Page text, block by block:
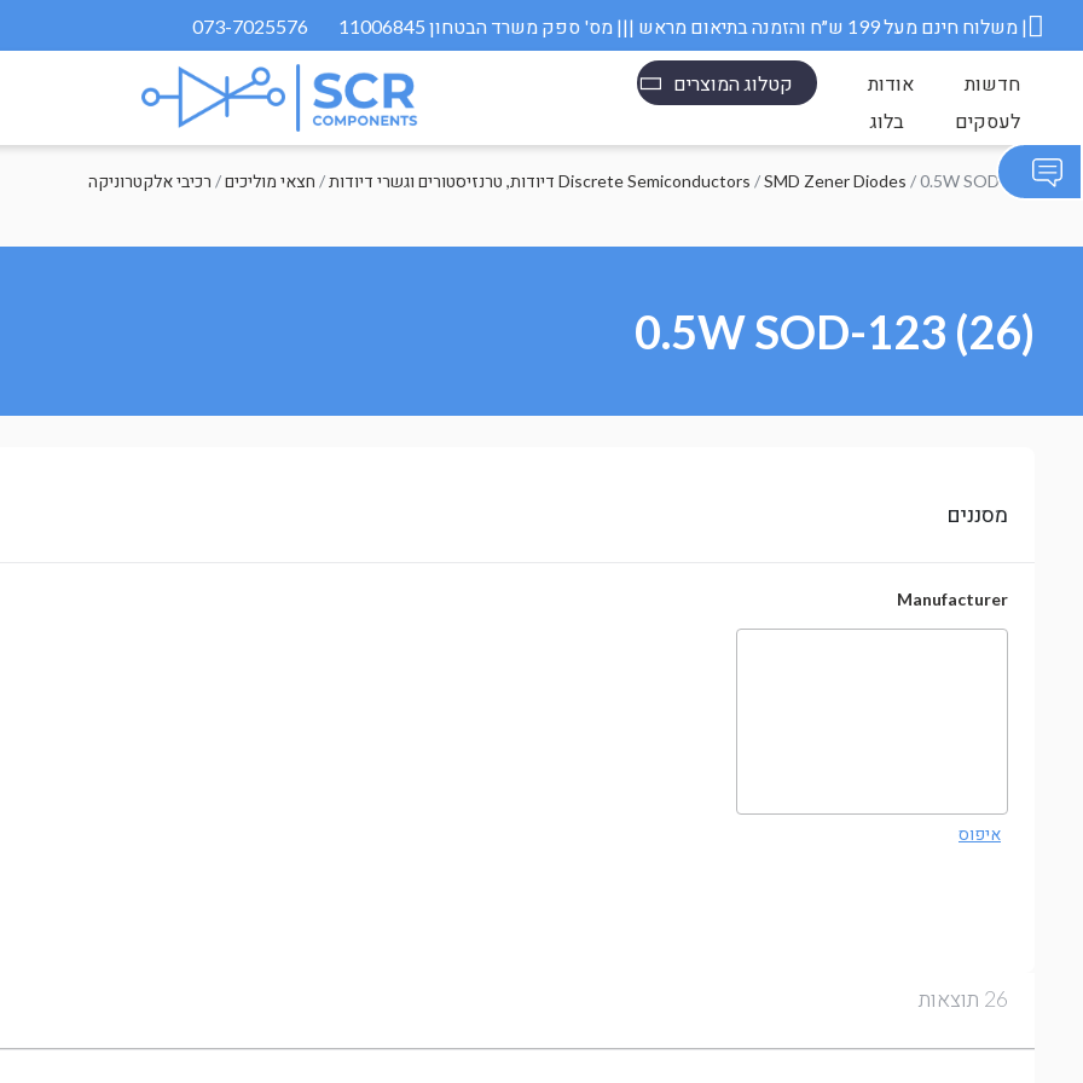
073-7025576 משלוח חינם מעל 199 ש״ח והזמנה בתיאום מראש ||| מס' ספק משרד הבטחון 11006845 |
קטלוג המוצרים אודות
חדשות
בלוג
לעסקים
רכיבי אלקטרוניקה /חצאי מוליכים / דיודות, טרנזיסטורים וגשרי דיודות Discrete Semiconductors /SMD Zener Diodes / 0.5W SOD-123
0.5W SOD-123 (26)
מסננים
Manufacturer
איפוס
26 תוצאות